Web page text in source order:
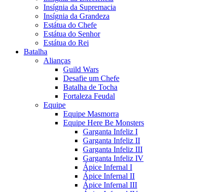
Insígnia da Supremacia
Insígnia da Grandeza
Estátua do Chefe
Estátua do Senhor
Estátua do Rei
Batalha
Alianças
Guild Wars
Desafie um Chefe
Batalha de Tocha
Fortaleza Feudal
Equipe
Equipe Masmorra
Equipe Here Be Monsters
Garganta Infeliz I
Garganta Infeliz II
Garganta Infeliz III
Garganta Infeliz IV
Ápice Infernal I
Ápice Infernal II
Ápice Infernal III